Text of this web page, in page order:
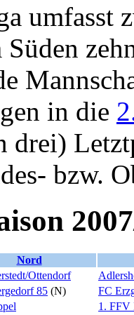
umfasst
in die
drei)
bzw.
Nord
Ottendorf
85 (N)
FC
1. FFV